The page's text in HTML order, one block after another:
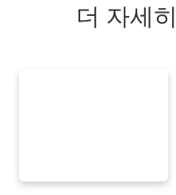
더 자세